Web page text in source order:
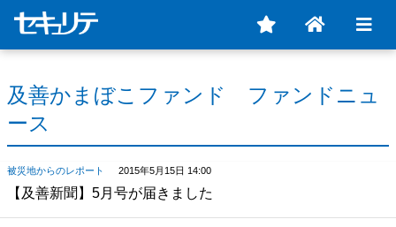
及善かまぼこファンド ファンドニュ
ース
被災地からのレポート 2015年5月15日 14:00
【及善新聞】5月号が届きました